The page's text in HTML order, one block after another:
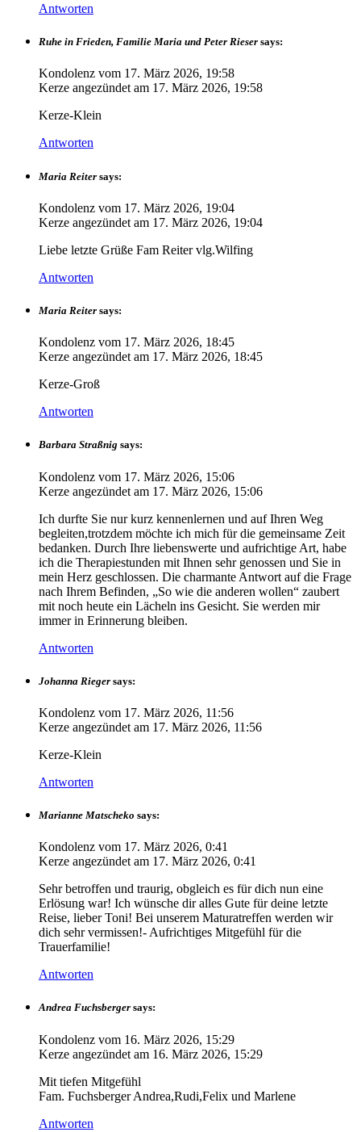
Antworten
Ruhe in Frieden, Familie Maria und Peter Rieser says:
Kondolenz vom 17. März 2026, 19:58
Kerze angezündet am 17. März 2026, 19:58
Kerze-Klein
Antworten
Maria Reiter says:
Kondolenz vom 17. März 2026, 19:04
Kerze angezündet am 17. März 2026, 19:04
Liebe letzte Grüße Fam Reiter vlg.Wilfing
Antworten
Maria Reiter says:
Kondolenz vom 17. März 2026, 18:45
Kerze angezündet am 17. März 2026, 18:45
Kerze-Groß
Antworten
Barbara Straßnig says:
Kondolenz vom 17. März 2026, 15:06
Kerze angezündet am 17. März 2026, 15:06
Ich durfte Sie nur kurz kennenlernen und auf Ihren Weg
begleiten,trotzdem möchte ich mich für die gemeinsame Zeit
bedanken. Durch Ihre liebenswerte und aufrichtige Art, habe
ich die Therapiestunden mit Ihnen sehr genossen und Sie in
mein Herz geschlossen. Die charmante Antwort auf die Frage
nach Ihrem Befinden, „So wie die anderen wollen“ zaubert
mit noch heute ein Lächeln ins Gesicht. Sie werden mir
immer in Erinnerung bleiben.
Antworten
Johanna Rieger says:
Kondolenz vom 17. März 2026, 11:56
Kerze angezündet am 17. März 2026, 11:56
Kerze-Klein
Antworten
Marianne Matscheko says:
Kondolenz vom 17. März 2026, 0:41
Kerze angezündet am 17. März 2026, 0:41
Sehr betroffen und traurig, obgleich es für dich nun eine
Erlösung war! Ich wünsche dir alles Gute für deine letzte
Reise, lieber Toni! Bei unserem Maturatreffen werden wir
dich sehr vermissen!- Aufrichtiges Mitgefühl für die
Trauerfamilie!
Antworten
Andrea Fuchsberger says:
Kondolenz vom 16. März 2026, 15:29
Kerze angezündet am 16. März 2026, 15:29
Mit tiefen Mitgefühl
Fam. Fuchsberger Andrea,Rudi,Felix und Marlene
Antworten